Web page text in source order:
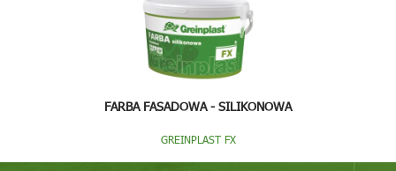
FARBA FASADOWA - SILIKONOWA
GREINPLAST FX